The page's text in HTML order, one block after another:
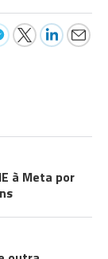
à Meta por